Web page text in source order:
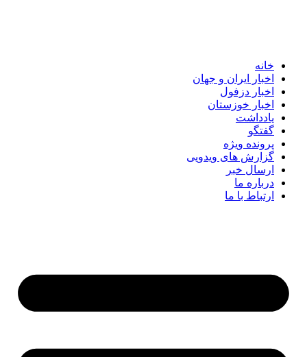
خانه
اخبار ایران و جهان
اخبار دزفول
اخبار خوزستان
یادداشت
گفتگو
پرونده ویژه
گزارش های ویدویی
ارسال خبر
درباره ما
ارتباط با ما